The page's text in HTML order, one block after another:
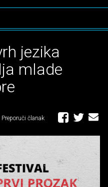
jezika
mlade
Preporuči članak